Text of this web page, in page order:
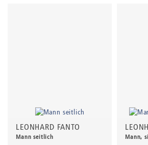
LEONHARD FANTO
Mann seitlich Mann,